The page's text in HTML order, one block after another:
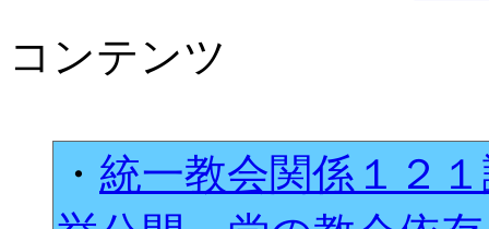
コンテンツ
・ 統一教会関係１２